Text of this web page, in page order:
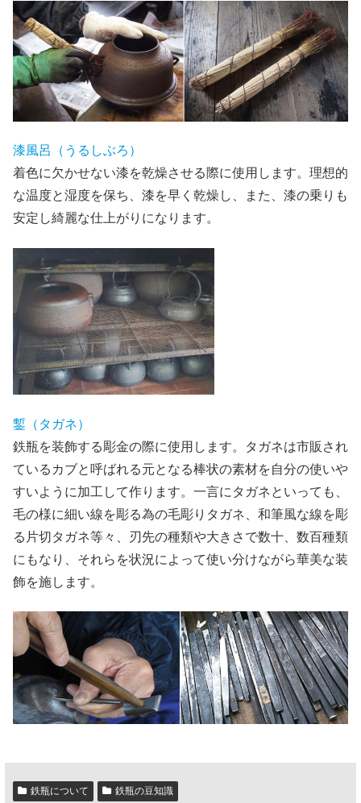
漆風呂（うるしぶろ）
着色に欠かせない漆を乾燥させる際に使用します。理想的
な温度と湿度を保ち、漆を早く乾燥し、また、漆の乗りも
安定し綺麗な仕上がりになります。
鏨（タガネ）
鉄瓶を装飾する彫金の際に使用します。タガネは市販され
ているカブと呼ばれる元となる棒状の素材を自分の使いや
すいように加工して作ります。一言にタガネといっても、
毛の様に細い線を彫る為の毛彫りタガネ、和筆風な線を彫
る片切タガネ等々、刃先の種類や大きさで数十、数百種類
にもなり、それらを状況によって使い分けながら華美な装
飾を施します。
鉄瓶について 鉄瓶の豆知識